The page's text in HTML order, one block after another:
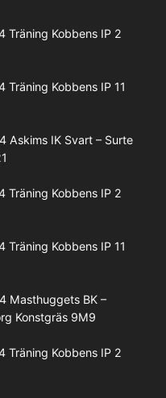
Träning Kobbens IP 2
Träning Kobbens IP 11
Askims IK Svart – Surte
Träning Kobbens IP 2
Träning Kobbens IP 11
Masthuggets BK –
Konstgräs 9M9
Träning Kobbens IP 2